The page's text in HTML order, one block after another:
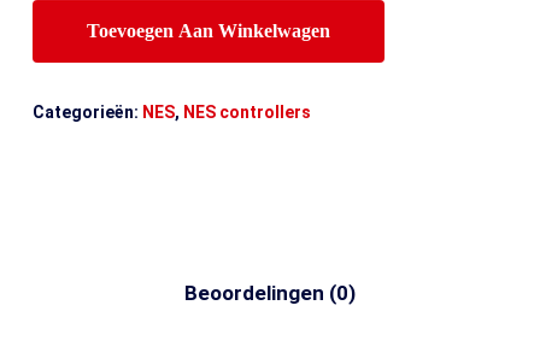
Toevoegen Aan Winkelwagen
Categorieën: NES, NES controllers
Beoordelingen (0)